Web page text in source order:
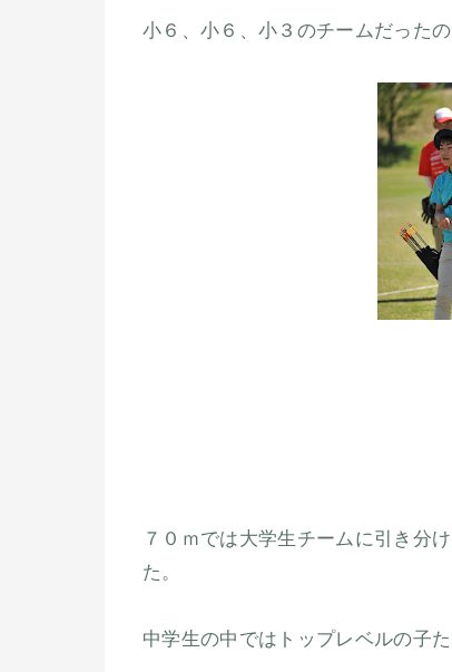
小６、小６、小３のチームだった
７０ｍでは大学生チームに引き分
た。
中学生の中ではトップレベルの子